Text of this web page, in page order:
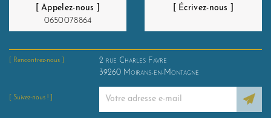
[ Appelez-nous ]
0650078864
[ Écrivez-nous ]
[ Rencontrez-nous ]
2 rue Charles Favre
39260 Moirans-en-Montagne
[ Suivez-nous ! ]